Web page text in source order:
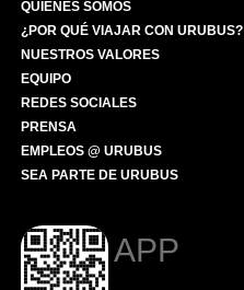
QUIENES SOMOS
¿POR QUÉ VIAJAR CON URUBUS?
NUESTROS VALORES
EQUIPO
REDES SOCIALES
PRENSA
EMPLEOS @ URUBUS
SEA PARTE DE URUBUS
APP